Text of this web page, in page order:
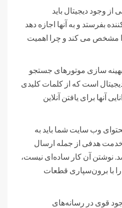
از وجود دیجیتال باید
بفرستد و به آنها اجازه دهد
مشخص می کند و چرا اهمیت
بهینه سازی موتورهای جستجو
است که از کلمات کلیدی
آنها برای یافتن آنلاین
وب سایت شما باید به
هدفی از جمله ارسال
نوشتن آن کار ساده‌ای نیست،
را با برون‌سپاری قطعات
قوی در رسانه‌های